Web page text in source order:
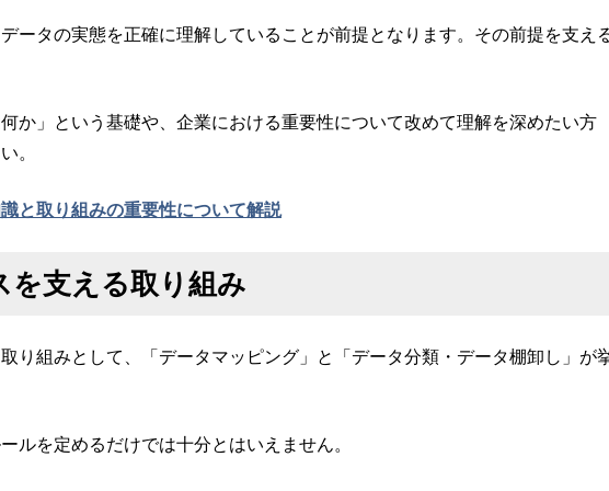
ータの実態を正確に理解していることが前提となります。その前提を支え
か」という基礎や、企業における重要性について改めて理解を深めたい方
。
と取り組みの重要性について解説
を支える取り組み
り組みとして、「データマッピング」と「データ分類・データ棚卸し」が
ルを定めるだけでは十分とはいえません。